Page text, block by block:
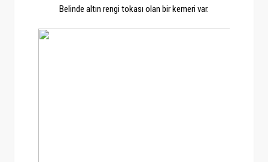
Belinde altın rengi tokası olan bir kemeri var.